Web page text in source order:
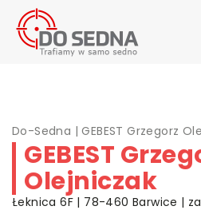
Do-Sedna |GEBEST Grzegorz
GEBEST
Olejniczak
Łeknica 6F | 78-460 Barwice |